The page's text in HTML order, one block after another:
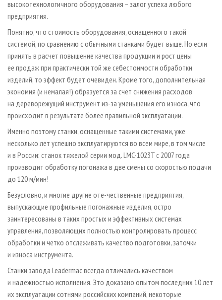
высокотехнологичного оборудования − залог успеха любого
предприятия.
Понятно, что стоимость оборудования, оснащенного такой
системой, по сравнению с обычными станками будет выше. Но если
принять в расчет повышение качества продукции и рост цены
ее продаж при практически той же себестоимости обработки
изделий, то эффект будет очевиден. Кроме того, дополнительная
экономия (и немалая!) образуется за счет снижения расходов
на дереворежущий инструмент из-за уменьшения его износа, что
происходит в результате более правильной эксплуатации.
Именно поэтому станки, оснащенные такими системами, уже
несколько лет успешно эксплуатируются во всем мире, в том числе
и в России: станок тяжелой серии мод. LMC-1023T с 2007 года
производит обработку погонажа в две смены со скоростью подачи
до 120 м/мин!
Безусловно, и многие другие оте-чественные предприятия,
выпускающие профильные погонажные изделия, остро
заинтересованы в таких простых и эффективных системах
управления, позволяющих полностью контролировать процесс
обработки и четко отслеживать качество подготовки, заточки
и износа инструмента.
Станки завода Leadermac всегда отличались качеством
и надежностью исполнения. Это доказано опытом последних 10 лет
их эксплуатации сотнями российских компаний, некоторые